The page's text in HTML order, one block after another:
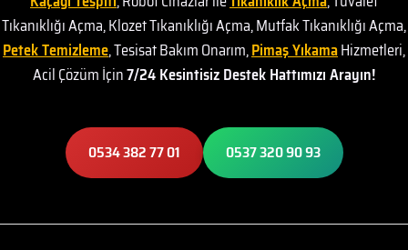
Tıkanıklığı Açma, Klozet Tıkanıklığı Açma, Mutfak Tıkanıklığı Açma,
Petek Temizleme, Tesisat Bakım Onarım,Pimaş YıkamaHizmetleri,
Acil Çözüm İçin7/24 Kesintisiz Destek Hattımızı Arayın!
0534 382 77 01 0537 320 90 93